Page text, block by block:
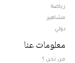
رياضة
مشاهير
دولي
معلومات عنا
من نحن ؟